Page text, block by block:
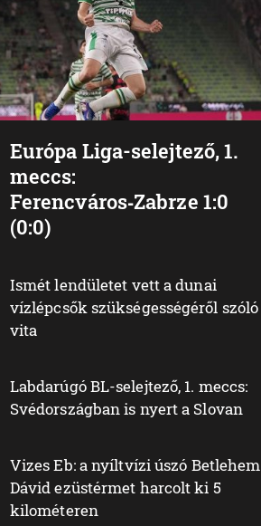
Európa Liga-selejtező, 1.
meccs:
Ferencváros‑Zabrze 1:0
(0:0)
Ismét lendületet vett a dunai
vízlépcsők szükségességéről szóló
vita
Labdarúgó BL-selejtező, 1. meccs:
Svédországban is nyert a Slovan
Vizes Eb: a nyíltvízi úszó Betlehem
Dávid ezüstérmet harcolt ki 5
kilométeren